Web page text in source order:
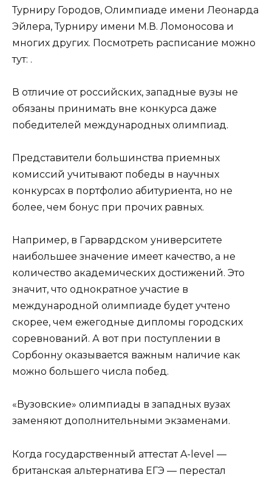
Турниру Городов, Олимпиаде имени Леонарда
Эйлера, Турниру имени М.В. Ломоносова и
многих других. Посмотреть расписание можно
тут: .
В отличие от российских, западные вузы не
обязаны принимать вне конкурса даже
победителей международных олимпиад.
Представители большинства приемных
комиссий учитывают победы в научных
конкурсах в портфолио абитуриента, но не
более, чем бонус при прочих равных.
Например, в Гарвардском университете
наибольшее значение имеет качество, а не
количество академических достижений. Это
значит, что однократное участие в
международной олимпиаде будет учтено
скорее, чем ежегодные дипломы городских
соревнований. А вот при поступлении в
Сорбонну оказывается важным наличие как
можно большего числа побед.
«Вузовские» олимпиады в западных вузах
заменяют дополнительными экзаменами.
Когда государственный аттестат A-level —
британская альтернатива ЕГЭ — перестал